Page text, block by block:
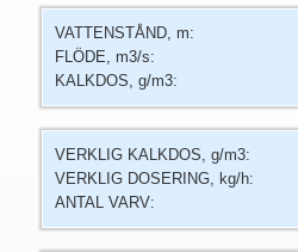
VATTENSTÅND, m:
FLÖDE, m3/s:
KALKDOS, g/m3:
VERKLIG KALKDOS, g/m3:
VERKLIG DOSERING, kg/h:
ANTAL VARV: